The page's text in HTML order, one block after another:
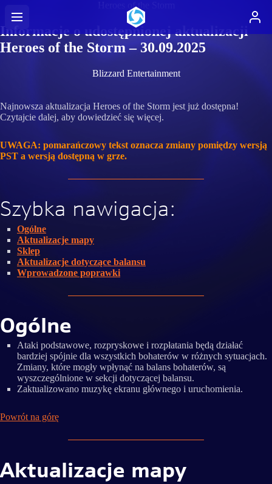
Heroes of the Storm
Informacje o udostępnionej aktualizacji
Heroes of the Storm – 30.09.2025
Blizzard Entertainment
Najnowsza aktualizacja Heroes of the Storm jest już dostępna!
Czytajcie dalej, aby dowiedzieć się więcej.
UWAGA: pomarańczowy tekst oznacza zmiany pomiędzy wersją
PST a wersją dostępną w grze.
Szybka nawigacja:
Ogólne
Aktualizacje mapy
Sklep
Aktualizacje dotyczące balansu
Wprowadzone poprawki
Ogólne
Ataki podstawowe, rozpryskowe i rozpłatania będą działać
bardziej spójnie dla wszystkich bohaterów w różnych sytuacjach.
Zmiany, które mogły wpłynąć na balans bohaterów, są
wyszczególnione w sekcji dotyczącej balansu.
Zaktualizowano muzykę ekranu głównego i uruchomienia.
Powrót na górę
Aktualizacje mapy